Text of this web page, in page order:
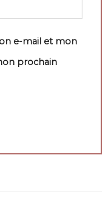
e-mail et mon
prochain